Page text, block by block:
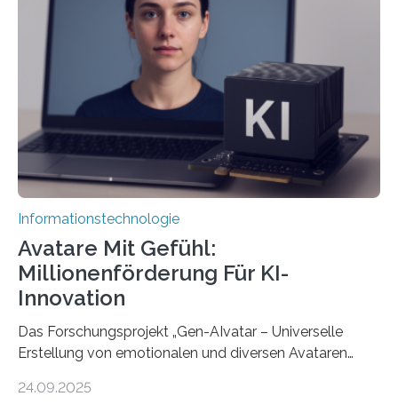
Informationstechnologie
Avatare Mit Gefühl:
Millionenförderung Für KI-
Innovation
Das Forschungsprojekt „Gen-AIvatar – Universelle
Erstellung von emotionalen und diversen Avataren
Förderung in Höhe von rund 2 Millionen Euro. Dabei
24.09.2025